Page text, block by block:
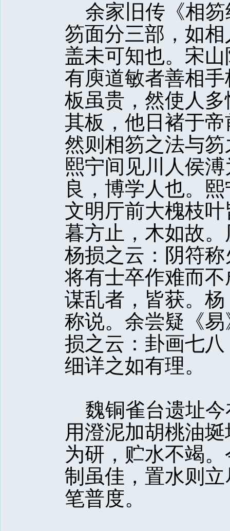
余家旧传《相笏
笏面分三部，如
盖未可知也。宋
有庾道敏者善相
板虽贵，然使人
其板，他日褚于
然则相笏之法与
熙宁间见川人侯
良，博学人也。
文明厅前大槐枝
暮方止，木如故
杨损之云：阴符
将有士卒作难而
谋乱者，皆获。
称说。余尝疑《
损之云：卦画七
细详之如有理。
魏铜雀台遗址今
用澄泥加胡桃油
为研，贮水不竭
制虽佳，置水则
笔普度。